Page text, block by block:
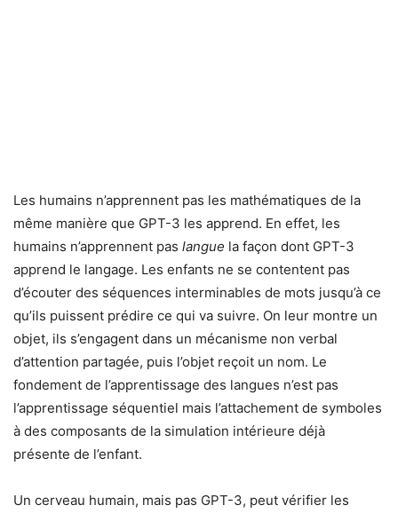
Les humains n’apprennent pas les mathématiques de la
même manière que GPT-3 les apprend. En effet, les
humains n’apprennent pas langue la façon dont GPT-3
apprend le langage. Les enfants ne se contentent pas
d’écouter des séquences interminables de mots jusqu’à ce
qu’ils puissent prédire ce qui va suivre. On leur montre un
objet, ils s’engagent dans un mécanisme non verbal
d’attention partagée, puis l’objet reçoit un nom. Le
fondement de l’apprentissage des langues n’est pas
l’apprentissage séquentiel mais l’attachement de symboles
à des composants de la simulation intérieure déjà
présente de l’enfant.
Un cerveau humain, mais pas GPT-3, peut vérifier les